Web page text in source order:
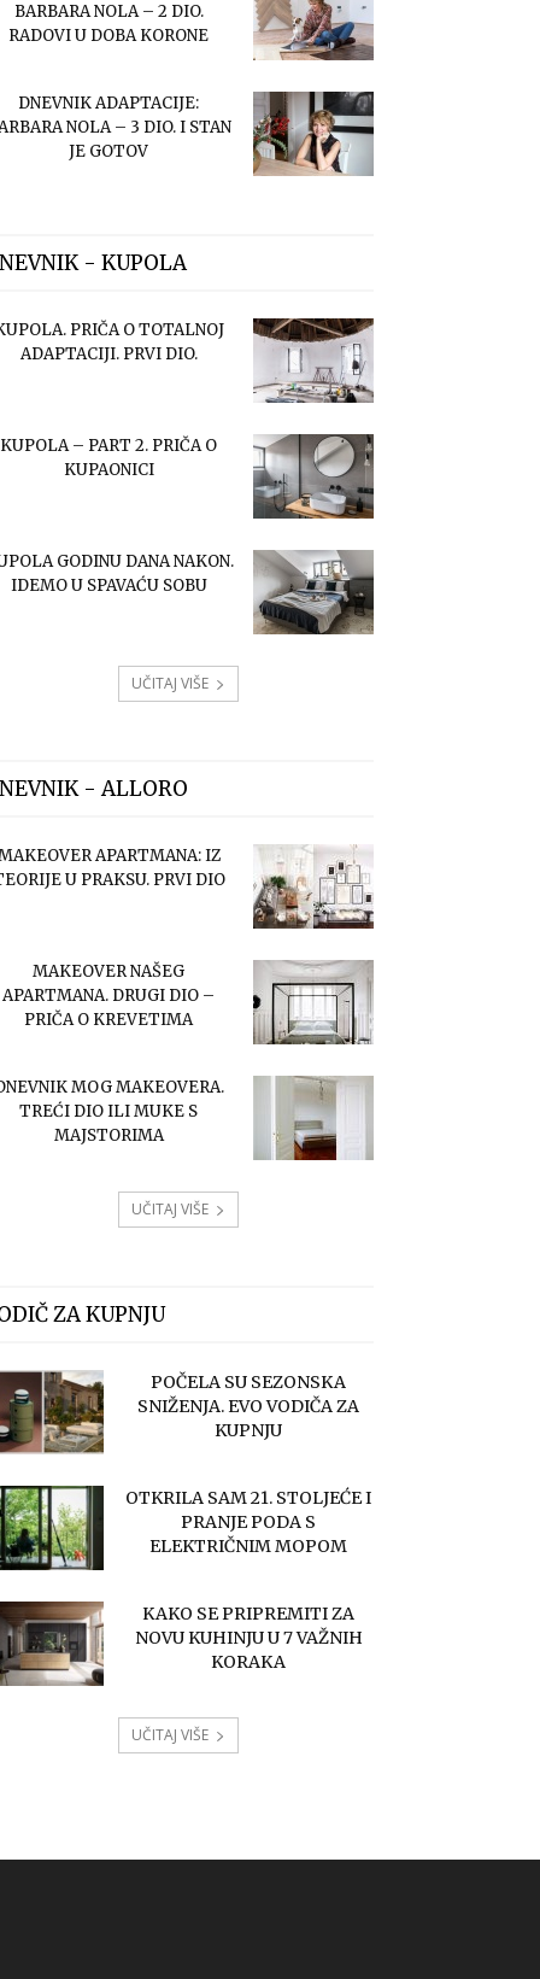
BARBARA NOLA – 2 DIO.
RADOVI U DOBA KORONE
DNEVNIK ADAPTACIJE:
NOLA – 3 DIO. I STAN
JE GOTOV
- KUPOLA
PRIČA O TOTALNOJ
ADAPTACIJI. PRVI DIO.
KUPOLA – PART 2. PRIČA O
KUPAONICI
GODINU DANA NAKON.
IDEMO U SPAVAĆU SOBU
UČITAJ VIŠE
- ALLORO
APARTMANA: IZ
U PRAKSU. PRVI DIO
MAKEOVER NAŠEG
APARTMANA. DRUGI DIO –
PRIČA O KREVETIMA
MOG MAKEOVERA.
TREĆI DIO ILI MUKE S
MAJSTORIMA
UČITAJ VIŠE
ZA KUPNJU
POČELA SU SEZONSKA
SNIŽENJA. EVO VODIČA ZA
KUPNJU
OTKRILA SAM 21. STOLJEĆE I
PRANJE PODA S
ELEKTRIČNIM MOPOM
KAKO SE PRIPREMITI ZA
NOVU KUHINJU U 7 VAŽNIH
KORAKA
UČITAJ VIŠE